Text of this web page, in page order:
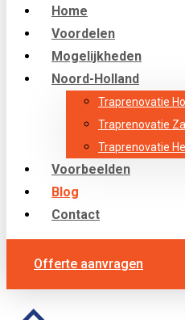
Home
Voordelen
Mogelijkheden
Noord-Holland
Traprenovatie
Traprenovatie
Traprenovatie
Voorbeelden
Blog
Contact
Offerte aanvragen